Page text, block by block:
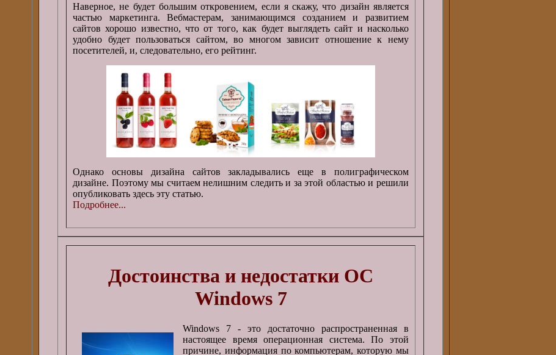
Наверное, не будет большим откровением, если я скажу, что дизайн является
частью маркетинга. Вебмастерам, занимающимся созданием и развитием
сайтов хорошо известно, что от того, как будет выглядеть сайт и насколько
удобно будет пользоваться сайтом, во многом зависит отношение к нему
посетителей, и, следовательно, его рейтинг.
Однако основы дизайна сайтов закладывались еще в полиграфическом
дизайне. Поэтому мы считаем нелишним следить и за этой областью и решили
опубликовать здесь эту статью.
Подробнее...
Достоинства и недостатки ОС
Windows 7
Windows 7 - это достаточно распространенная в
настоящее время операционная система. По этой
причине, информация по компьютерам, которую мы